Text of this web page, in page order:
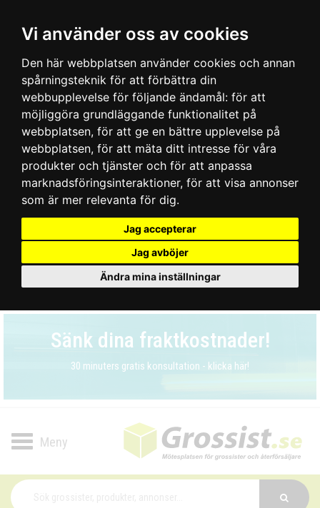
Vi använder oss av cookies
Den här webbplatsen använder cookies och annan
spårningsteknik för att förbättra din
webbupplevelse för följande ändamål: för att
möjliggöra grundläggande funktionalitet på
webbplatsen, för att ge en bättre upplevelse på
webbplatsen, för att mäta ditt intresse för våra
produkter och tjänster och för att anpassa
marknadsföringsinteraktioner, för att visa annonser
som är mer relevanta för dig.
Jag accepterar
Jag avböjer
Ändra mina inställningar
Sänk dina fraktkostnader!
30 minuters gratis konsultation - klicka här!
Toggle